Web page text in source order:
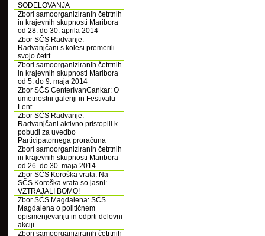
SODELOVANJA
Zbori samoorganiziranih četrtnih
in krajevnih skupnosti Maribora
od 28. do 30. aprila 2014
Zbor SČS Radvanje:
Radvanjčani s kolesi premerili
svojo četrt
Zbori samoorganiziranih četrtnih
in krajevnih skupnosti Maribora
od 5. do 9. maja 2014
Zbor SČS CenterIvanCankar: O
umetnostni galeriji in Festivalu
Lent
Zbor SČS Radvanje:
Radvanjčani aktivno pristopili k
pobudi za uvedbo
Participatornega proračuna
Zbori samoorganiziranih četrtnih
in krajevnih skupnosti Maribora
od 26. do 30. maja 2014
Zbor SČS Koroška vrata: Na
SČS Koroška vrata so jasni:
VZTRAJALI BOMO!
Zbor SČS Magdalena: SČS
Magdalena o političnem
opismenjevanju in odprti delovni
akciji
Zbori samoorganiziranih četrtnih